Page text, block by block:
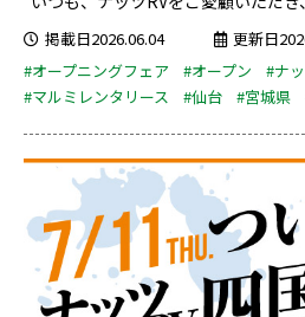
掲載日2026.06.04
更新日
#オープニングフェア
#オープン
#ナ
#マルミレンタリース
#仙台 #宮城県